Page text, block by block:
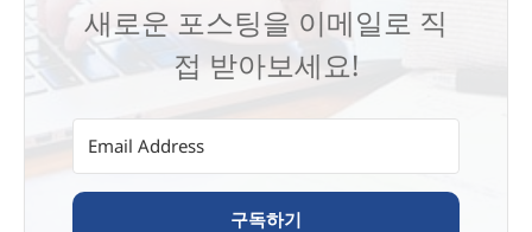
새로운 포스팅을 이메일로 직
접 받아보세요!
구독하기